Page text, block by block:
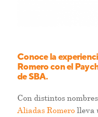
Conoce la
Romero con el
de SBA.
Con distintos
Aliadas Romero lleva